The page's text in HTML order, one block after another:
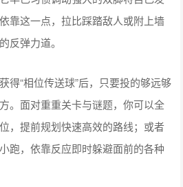
靠这一点，拉比踩踏敌人或附上墙
反弹力道。
得“相位传送球”后，只要投的够远够
。面对重重关卡与谜题，你可以全
，提前规划快速高效的路线；或者
跑，依靠反应即时躲避面前的各种